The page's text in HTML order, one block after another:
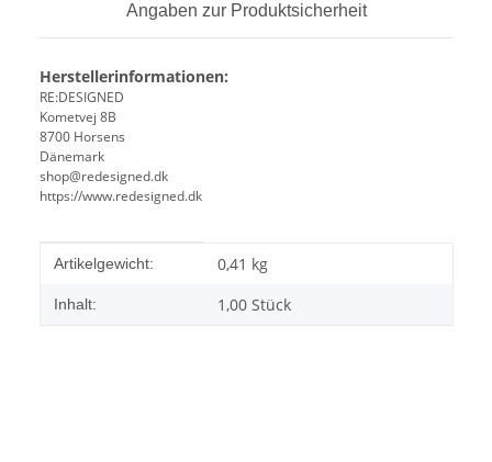
Angaben zur Produktsicherheit
Herstellerinformationen:
RE:DESIGNED
Kometvej 8B
8700 Horsens
Dänemark
shop@redesigned.dk
https://www.redesigned.dk
Produkteigenschaft
Wert
Artikelgewicht: 0,41 kg
Inhalt: 1,00 Stück